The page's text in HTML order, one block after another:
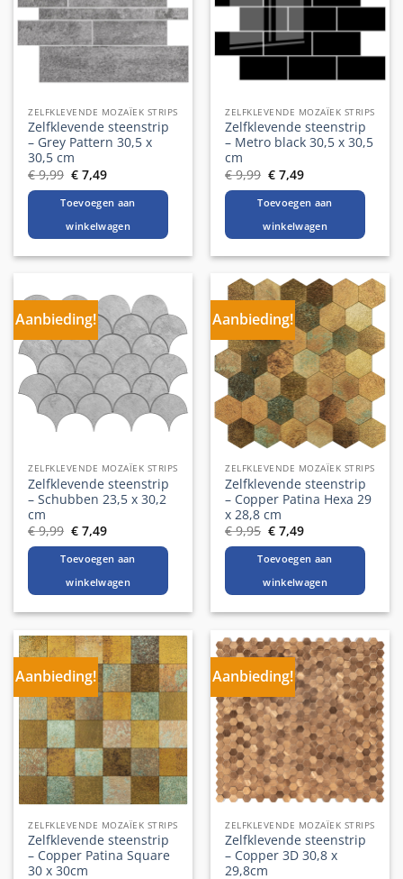
ZELFKLEVENDE MOZAÏEK STRIPS
Zelfklevende steenstrip
– Grey Pattern 30,5 x
30,5 cm
€9,99 Oorspronkelijke
prijs
€ 9,99.
€ 7,49Huidige
€ 7,49.
Toevoegen aan
winkelwagen
ZELFKLEVENDE MOZAÏEK STRIPS
Zelfklevende steenstrip
– Metro black 30,5 x 30,5
cm
€9,99 Oorspronkelijke
prijs
€ 9,99.
€ 7,49Huidige
€ 7,49.
Toevoegen aan
winkelwagen
Aanbieding!
ZELFKLEVENDE MOZAÏEK STRIPS
Zelfklevende steenstrip
– Schubben 23,5 x 30,2
cm
€9,99 Oorspronkelijke
prijs
was:
€ 9,99.
€ 7,49Huidige
is:
€ 7,49.
Toevoegen aan
winkelwagen
Aanbieding!
ZELFKLEVENDE MOZAÏEK STRIPS
Zelfklevende steenstrip
– Copper Patina Hexa 29
x 28,8 cm
€9,95 Oorspronkelijke
prijs
was:
€ 9,95.
€ 7,49Huidige
is:
€ 7,49.
Toevoegen aan
winkelwagen
Aanbieding!
ZELFKLEVENDE MOZAÏEK STRIPS
Zelfklevende steenstrip
– Copper Patina Square
30 x 30cm
Aanbieding!
ZELFKLEVENDE MOZAÏEK STRIPS
Zelfklevende steenstrip
– Copper 3D 30,8 x
29,8cm